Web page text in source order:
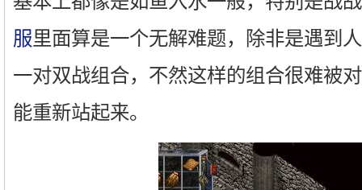
服里面算是一个无解难题，除非是遇到
一对双战组合，不然这样的组合很难被
能重新站起来。